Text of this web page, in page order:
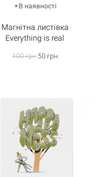
В наявності
Магнітна листівка
Everything is real
100 грн50 грн